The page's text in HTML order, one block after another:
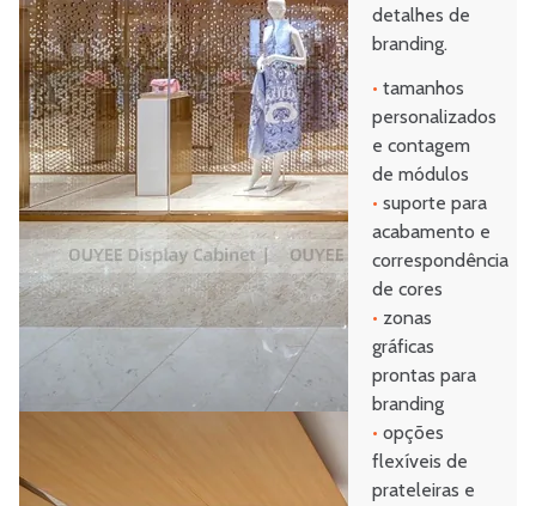
detalhes de
branding.
• tamanhos
personalizados
e contagem
de módulos
• suporte para
acabamento e
correspondência
de cores
• zonas
gráficas
prontas para
branding
• opções
flexíveis de
prateleiras e